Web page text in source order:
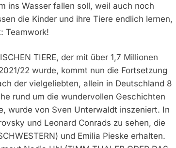
ins Wasser fallen soll, weil auch noch
die Kinder und ihre Tiere endlich lernen,
Teamwork!
TIERE, der mit über 1,7 Millionen
22 wurde, kommt nun die Fortsetzung
der vielgeliebten, allein in Deutschland 8
rund um die wundervollen Geschichten
wurde von Sven Unterwaldt inszeniert. In
und Leonard Conrads zu sehen, die
und Emilia Pieske erhalten.